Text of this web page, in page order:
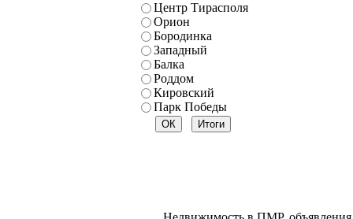
Центр Тирасполя
Орион
Бородинка
Западный
Балка
Роддом
Кировский
Парк Победы